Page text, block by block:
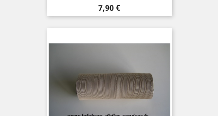
Prix
7,90 €